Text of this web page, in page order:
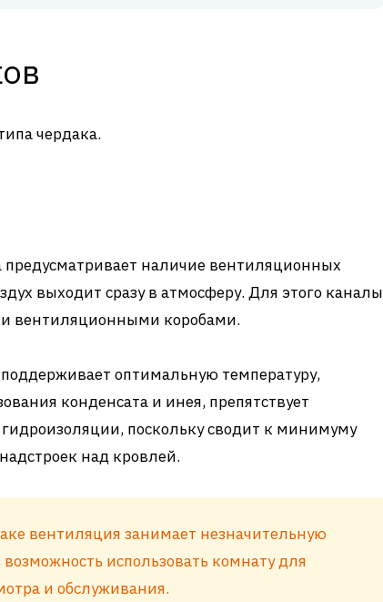
чердака.
предусматривает наличие вентиляционных
выходит сразу в атмосферу. Для этого каналы
вентиляционными коробами.
оптимальную температуру,
конденсата и инея, препятствует
гидроизоляции, поскольку сводит к минимуму
над кровлей.
вентиляция занимает незначительную
использовать комнату для
и обслуживания.